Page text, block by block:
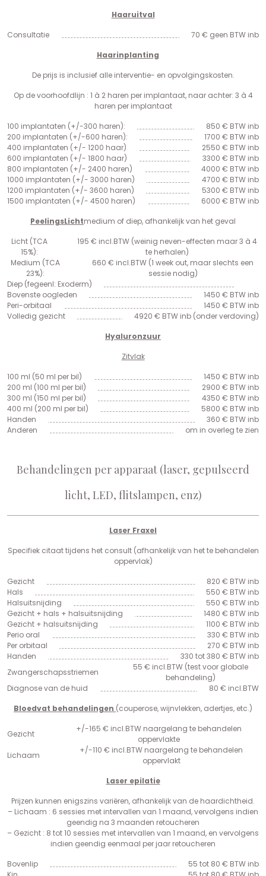
Haaruitval
Consultatie
70 € geen BTW inb
Haarinplanting
De prijs is inclusief alle interventie- en opvolgingskosten.
Op de voorhoofdlijn : 1 à 2 haren per implantaat, naar achter: 3 à 4
haren per implantaat
100 implantaten (+/-300 haren):
850 € BTW inb
200 implantaten (+/-600 haren):
1700 € BTW inb
400 implantaten (+/- 1200 haar)
2550 € BTW inb
600 implantaten (+/- 1800 haar)
3300 € BTW inb
800 implantaten (+/- 2400 haren)
4000 € BTW inb
1000 implantaten (+/- 3000 haren)
4700 € BTW inb
1200 implantaten (+/- 3600 haren)
5300 € BTW inb
1500 implantaten (+/- 4500 haren)
6000 € BTW inb
PeelingsLichtmedium of diep, afhankelijk van het geval
Licht (TCA
15%):
195 € incl.BTW (weinig neven-effecten maar 3 à 4
te herhalen)
Medium (TCA
23%):
660 € incl.BTW (1 week out, maar slechts een
sessie nodig)
Diep (fegeenl: Exoderm)
Bovenste oogleden
1450 € BTW inb
Peri-orbitaal
1450 € BTW inb
Volledig gezicht
4920 € BTW inb (onder verdoving)
Hyaluronzuur
Zitvlak
100 ml (50 ml per bil)
1450 € BTW inb
200 ml (100 ml per bil)
2900 € BTW inb
300 ml (150 ml per bil)
4350 € BTW inb
400 ml (200 ml per bil)
5800 € BTW inb
Handen
360 € BTW inb
Anderen
om in overleg te zien
Behandelingen per apparaat (laser, gepulseerd
licht, LED, flitslampen, enz)
Laser Fraxel
Specifiek citaat tijdens het consult (afhankelijk van het te behandelen
oppervlak)
Gezicht
820 € BTW inb
Hals
550 € BTW inb
Halsuitsnijding
550 € BTW inb
Gezicht + hals + halsuitsnijding
1480 € BTW inb
Gezicht + halsuitsnijding
1100 € BTW inb
Perio oral
330 € BTW inb
Per orbitaal
270 € BTW inb
Handen
330 tot 380 € BTW inb
Zwangerschapsstriemen
55 € incl.BTW (test voor globale
behandeling)
Diagnose van de huid
80 € incl.BTW
Bloedvat behandelingen (couperose, wijnvlekken, adertjes, etc.)
Gezicht
+/-165 € incl.BTW naargelang te behandelen
oppervlakte
Lichaam
+/-110 € incl.BTW naargelang te behandelen
oppervlakt
Laser epilatie
Prijzen kunnen enigszins variëren, afhankelijk van de haardichtheid.
– Lichaam : 6 sessies met intervallen van 1 maand, vervolgens indien
geendig na 3 maanden retoucheren
– Gezicht : 8 tot 10 sessies met intervallen van 1 maand, en vervolgens
indien geendig eenmaal per jaar retoucheren
Bovenlip
55 tot 80 € BTW inb